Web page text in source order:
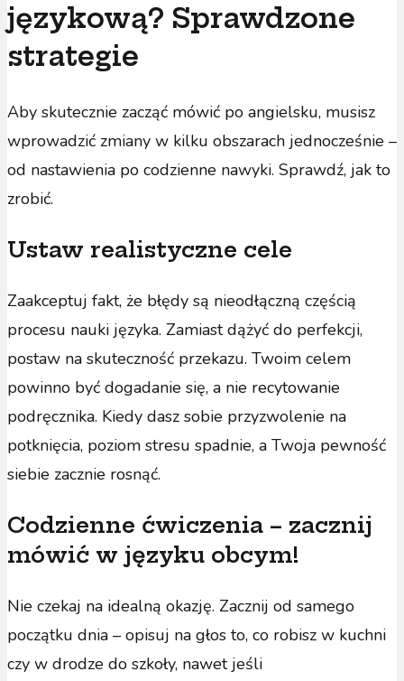
językową? Sprawdzone
strategie
Aby skutecznie zacząć mówić po angielsku, musisz
wprowadzić zmiany w kilku obszarach jednocześnie –
od nastawienia po codzienne nawyki. Sprawdź, jak to
zrobić.
Ustaw realistyczne cele
Zaakceptuj fakt, że błędy są nieodłączną częścią
procesu nauki języka. Zamiast dążyć do perfekcji,
postaw na skuteczność przekazu. Twoim celem
powinno być dogadanie się, a nie recytowanie
podręcznika. Kiedy dasz sobie przyzwolenie na
potknięcia, poziom stresu spadnie, a Twoja pewność
siebie zacznie rosnąć.
Codzienne ćwiczenia – zacznij
mówić w języku obcym!
Nie czekaj na idealną okazję. Zacznij od samego
początku dnia – opisuj na głos to, co robisz w kuchni
czy w drodze do szkoły, nawet jeśli